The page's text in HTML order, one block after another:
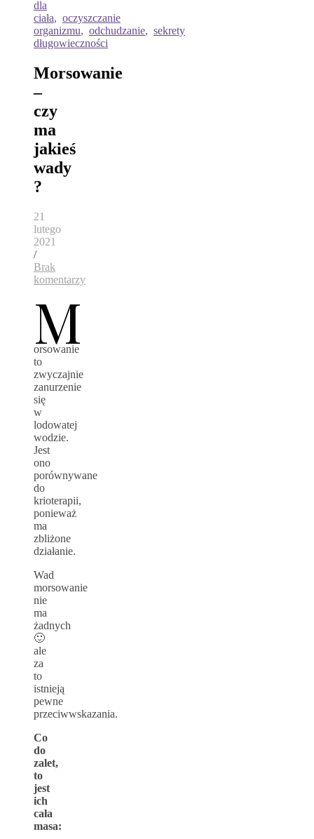
dla
ciała, oczyszczanie
organizmu, odchudzanie, sekrety
długowieczności
Morsowanie
–
czy
ma
jakieś
wady
?
21
lutego
2021
/
Brak
komentarzy
M
orsowanie
to
zwyczajnie
zanurzenie
się
w
lodowatej
wodzie.
Jest
ono
porównywane
do
krioterapii,
ponieważ
ma
zbliżone
działanie.
Wad
morsowanie
nie
ma
żadnych
🙂
ale
za
to
istnieją
pewne
przeciwwskazania.
Co
do
zalet,
to
jest
ich
cała
masa: